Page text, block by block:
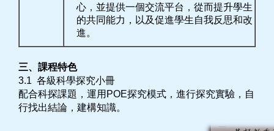
心，並提供一個交流平台，從而提升學生
的共同能力，以及促進學生自我反思和改
進。
三、課程特色
3.1 各級科學探究小冊
配合科探課題，運用POE探究模式，進行探究實驗，自
行找出結論，建構知識。